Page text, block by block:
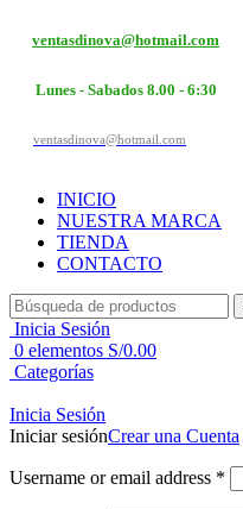
ventasdinova@hotmail.com
Lunes - Sabados 8.00 - 6:30
ventasdinova@hotmail.com
INICIO
NUESTRA MARCA
TIENDA
CONTACTO
Inicia Sesión
0 elementos S/0.00
Categorías
Inicia Sesión
Iniciar sesiónCrear una Cuenta
Username or email address *